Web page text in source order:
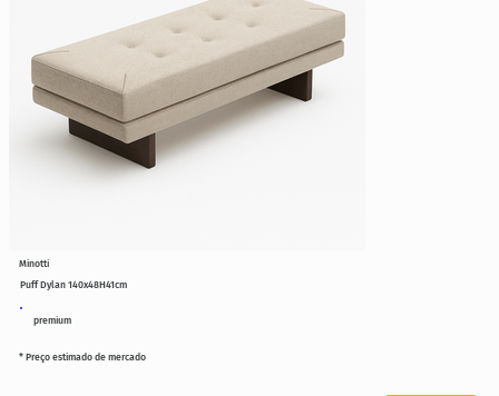
premium
Puff Dylan 140x48H41cm
* Preço estimado de mercado
Minotti